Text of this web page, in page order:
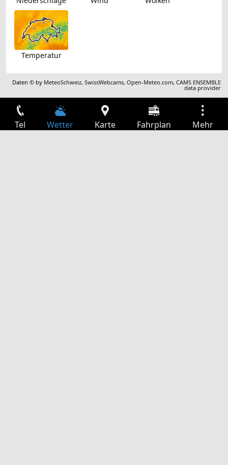
Temperatur
Daten © by MeteoSchweiz,SwissWebcams,Open-Meteo.com,CAMS ENSEMBLE
data provider
Tel Wetter Karte Fahrplan Mehr